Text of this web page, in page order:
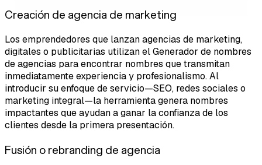
Creación de agencia de marketing
Los emprendedores que lanzan agencias de marketing,
digitales o publicitarias utilizan el Generador de nombres
de agencias para encontrar nombres que transmitan
inmediatamente experiencia y profesionalismo. Al
introducir su enfoque de servicio—SEO, redes sociales o
marketing integral—la herramienta genera nombres
impactantes que ayudan a ganar la confianza de los
clientes desde la primera presentación.
Fusión o rebranding de agencia